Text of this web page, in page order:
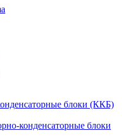
блоки (ККБ)
конденсаторные блоки